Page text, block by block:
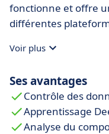
fonctionne et offre
différentes
Voir plus
Ses avantages
Contrôle des
Apprentissage
Analyse du